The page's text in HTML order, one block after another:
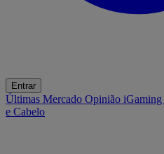
Entrar
Últimas Mercado Opinião
e Cabelo